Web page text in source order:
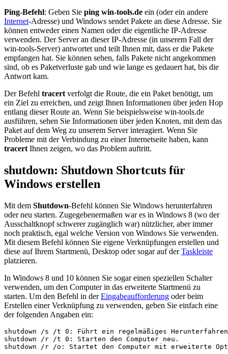
Ping-Befehl: Geben Sie ping win-tools.de ein (oder ein andere
Internet-Adresse) und Windows sendet Pakete an diese Adresse. Sie
können entweder einen Namen oder die eigentliche IP-Adresse
verwenden. Der Server an dieser IP-Adresse (in unserem Fall der
win-tools-Server) antwortet und teilt Ihnen mit, dass er die Pakete
empfangen hat. Sie können sehen, falls Pakete nicht angekommen
sind, ob es Paketverluste gab und wie lange es gedauert hat, bis die
Antwort kam.
Der Befehl tracert verfolgt die Route, die ein Paket benötigt, um
ein Ziel zu erreichen, und zeigt Ihnen Informationen über jeden Hop
entlang dieser Route an. Wenn Sie beispielsweise win-tools.de
ausführen, sehen Sie Informationen über jeden Knoten, mit dem das
Paket auf dem Weg zu unserem Server interagiert. Wenn Sie
Probleme mit der Verbindung zu einer Internetseite haben, kann
tracert Ihnen zeigen, wo das Problem auftritt.
shutdown: Shutdown Shortcuts für
Windows erstellen
Mit dem Shutdown-Befehl können Sie Windows herunterfahren
oder neu starten. Zugegebenermaßen war es in Windows 8 (wo der
Ausschaltknopf schwerer zugänglich war) nützlicher, aber immer
noch praktisch, egal welche Version von Windows Sie verwenden.
Mit diesem Befehl können Sie eigene Verknüpfungen erstellen und
diese auf Ihrem Startmenü, Desktop oder sogar auf derTaskleiste
platzieren.
In Windows 8 und 10 können Sie sogar einen speziellen Schalter
verwenden, um den Computer in das erweiterte Startmenü zu
starten. Um den Befehl in derEingabeaufforderung oder beim
Erstellen einer Verknüpfung zu verwenden, geben Sie einfach eine
der folgenden Angaben ein:
shutdown /s /t 0: Führt ein regelmäßiges
shutdown /r /t 0: Starten den Computer neu.
shutdown /r /o: Startet den Computer mit erweiterte